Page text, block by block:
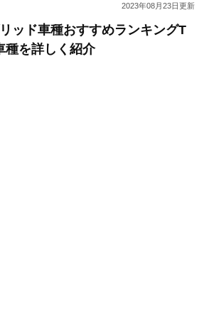
2023年08月23日更新
ッド車種おすすめランキングT
種を詳しく紹介